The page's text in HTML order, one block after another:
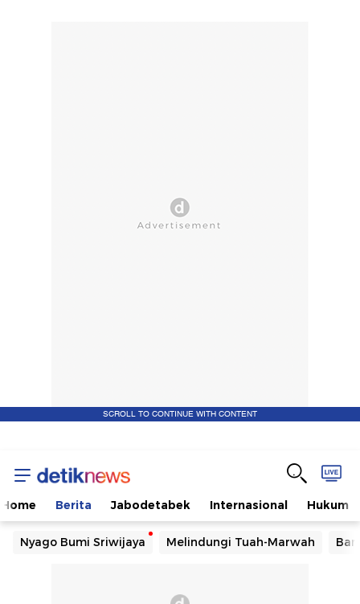
SCROLL TO CONTINUE WITH CONTENT
Home Berita Jabodetabek Internasional Hukum
Nyago Bumi Sriwijaya Melindungi Tuah-Marwah